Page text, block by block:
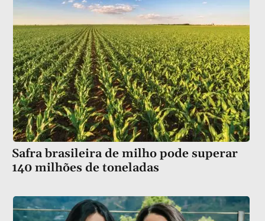
Safra brasileira de milho pode superar
140 milhões de toneladas